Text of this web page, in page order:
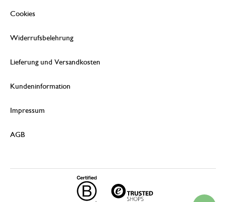
Cookies
Widerrufsbelehrung
Lieferung und Versandkosten
Kundeninformation
Impressum
AGB